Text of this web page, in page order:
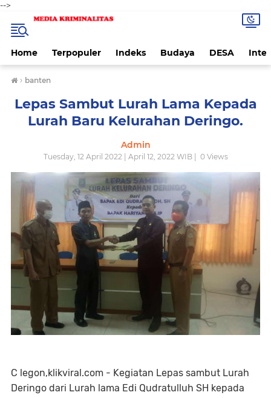
-->
Home Terpopuler Indeks Budaya DESA
› banten
Lepas Sambut Lurah Lama Kepada
Lurah Baru Kelurahan Deringo.
Admin
Tuesday, 12 April 2022 | April 12, 2022 WIB | 0Views
C legon,klikviral.com - Kegiatan Lepas sambut Lurah
Deringo dari Lurah lama Edi Qudratulluh SH kepada